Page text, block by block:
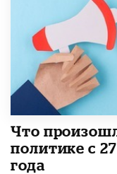
​Что
политике с
года